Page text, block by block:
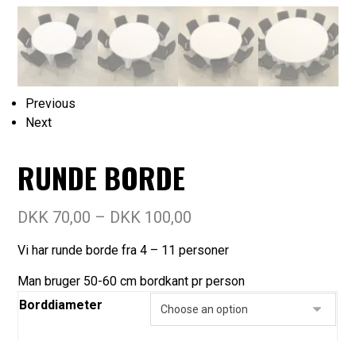
Previous
Next
RUNDE BORDE
DKK 70,00 – DKK 100,00
Vi har runde borde fra 4 – 11 personer
Man bruger 50-60 cm bordkant pr person
Borddiameter